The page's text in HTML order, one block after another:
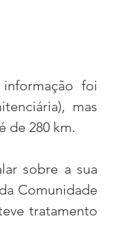
foi
mas
de 280 km.
sobre a sua
Comunidade
tratamento